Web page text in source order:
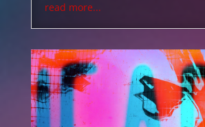
read more...